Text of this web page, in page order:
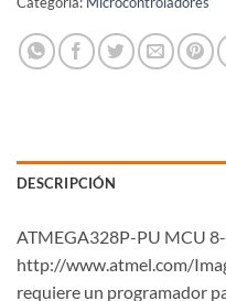
DESCRIPCIÓN
ATMEGA328P-PU MCU
http://www.atmel.com/
requiere un programador